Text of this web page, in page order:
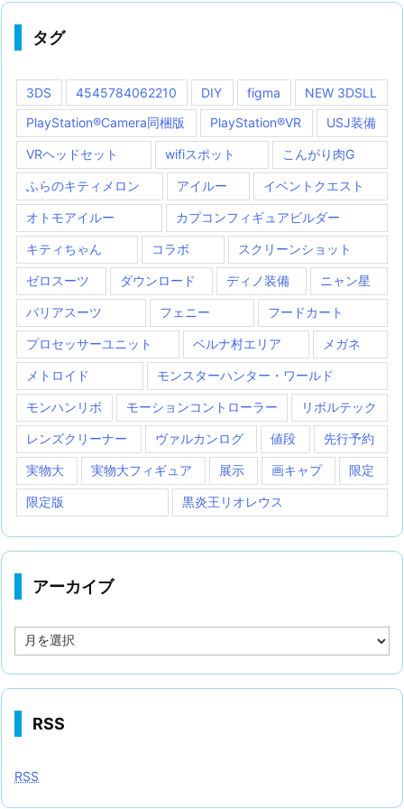
タグ
3DS 4545784062210 DIY figma
NEW 3DSLL
PlayStation®Camera同梱版
PlayStation®VR USJ装備
VRヘッドセット wifiスポット こんがり肉G
ふらのキティメロン アイルー イベントクエスト
オトモアイルー カプコンフィギュアビルダー
キティちゃん コラボ スクリーンショット
ゼロスーツ ダウンロード ディノ装備 ニャン星
バリアスーツ フェニー フードカート
プロセッサーユニット ベルナ村エリア メガネ
メトロイド モンスターハンター・ワールド
モンハンリボ モーションコントローラー リボルテック
レンズクリーナー ヴァルカンログ 値段 先行予約
実物大 実物大フィギュア 展示 画キャプ 限定
限定版 黒炎王リオレウス
アーカイブ
ー
イ
RSS
RSS